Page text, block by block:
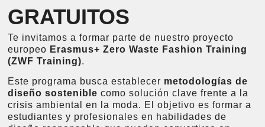
GRATUITOS
Te invitamos a formar parte de nuestro proyecto
europeo Erasmus+ Zero Waste Fashion Training
(ZWF Training).
Este programa busca establecer metodologías de
diseño sostenible como solución clave frente a la
crisis ambiental en la moda. El objetivo es formar a
estudiantes y profesionales en habilidades de